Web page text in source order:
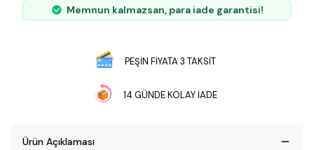
Memnun kalmazsan, para iade garantisi!
PEŞİN FİYATA 3 TAKSİT
14 GÜNDE KOLAY İADE
Ürün Açıklaması